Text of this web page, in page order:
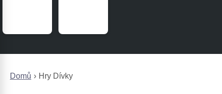
Domů Hry Dívky